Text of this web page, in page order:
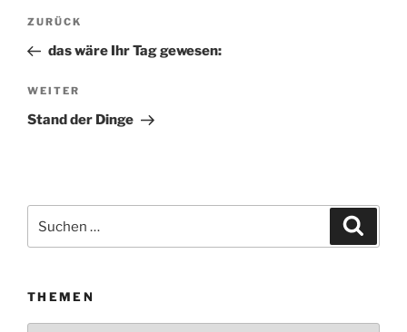
Beitragsnavigation
Vorheriger
Beitrag
ZURÜCK
das wäre Ihr Tag gewesen:
Nächster
Beitrag
WEITER
Stand der Dinge
THEMEN